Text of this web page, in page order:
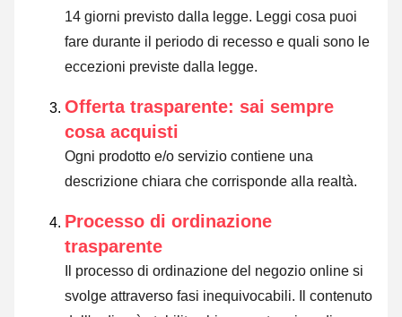
14 giorni previsto dalla legge. Leggi cosa puoi
fare durante il periodo di recesso e quali sono le
eccezioni previste dalla legge.
Offerta trasparente: sai sempre
cosa acquisti
Ogni prodotto e/o servizio contiene una
descrizione chiara che corrisponde alla realtà.
Processo di ordinazione
trasparente
Il processo di ordinazione del negozio online si
svolge attraverso fasi inequivocabili. Il contenuto